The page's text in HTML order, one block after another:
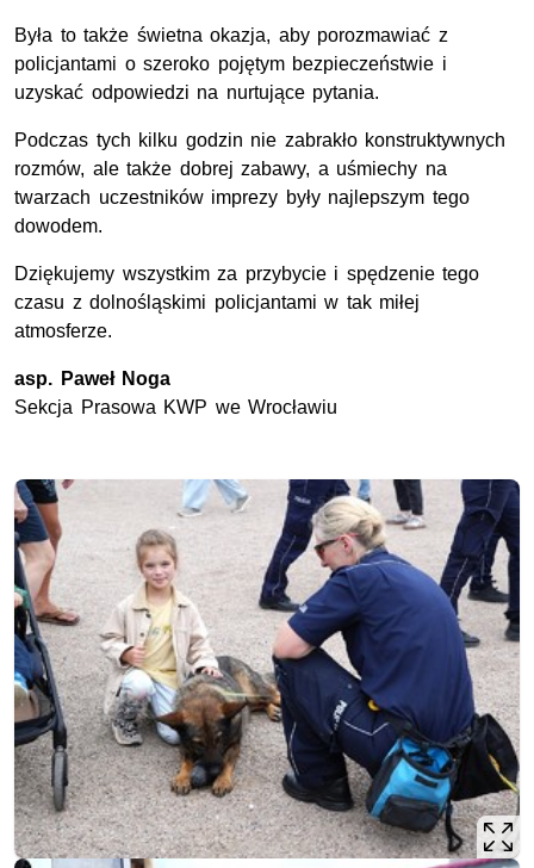
Była to także świetna okazja, aby porozmawiać z
policjantami o szeroko pojętym bezpieczeństwie i
uzyskać odpowiedzi na nurtujące pytania.
Podczas tych kilku godzin nie zabrakło konstruktywnych
rozmów, ale także dobrej zabawy, a uśmiechy na
twarzach uczestników imprezy były najlepszym tego
dowodem.
Dziękujemy wszystkim za przybycie i spędzenie tego
czasu z dolnośląskimi policjantami w tak miłej
atmosferze.
asp. Paweł Noga
Sekcja Prasowa KWP we Wrocławiu